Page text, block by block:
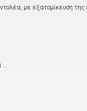
με εξατομίκευση